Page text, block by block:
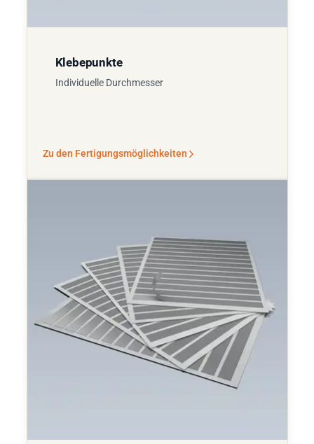
Klebepunkte
Individuelle Durchmesser
Zu den Fertigungsmöglichkeiten